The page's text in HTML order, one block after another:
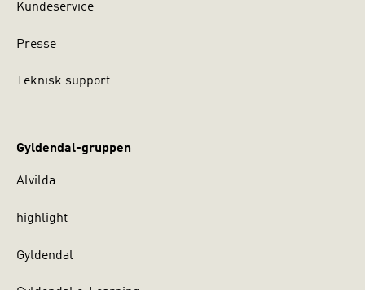
Kundeservice
Presse
Teknisk support
Gyldendal-gruppen
Alvilda
highlight
Gyldendal